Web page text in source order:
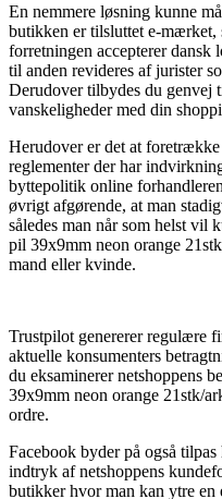
En nemmere løsning kunne
butikken er tilsluttet e-
forretningen accepterer
til anden revideres af jurister
Derudover tilbydes du genvej
vanskeligheder med din
Herudover er det at
reglementer der har
byttepolitik online
øvrigt afgørende, at man
således man når som helst vil
pil 39x9mm neon orange
mand eller kvinde.
Trustpilot genererer regulære
aktuelle konsumenters
du eksaminerer netshoppens
39x9mm neon orange 21stk/
ordre.
Facebook byder på også
indtryk af netshoppens
butikker hvor man kan ytre